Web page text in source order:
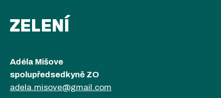
ZELENÍ
Adéla Mišove
spolupředsedkyně ZO
adela.misove@gmail.com